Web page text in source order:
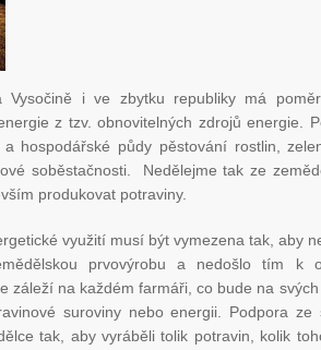
Vysočině i ve zbytku republiky má
z tzv. obnovitelných zdrojů energie.
a hospodářské půdy pěstování rostlin,
soběstačnosti. Nedělejme tak ze
produkovat potraviny.
využití musí být vymezena tak, aby
prvovýrobu a nedošlo tím k
záleží na každém farmáři, co bude na
suroviny nebo energii. Podpora
tak, aby vyráběli tolik potravin, kolik